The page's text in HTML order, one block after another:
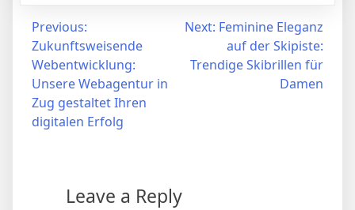
Post
navigation
Previous:
Zukunftsweisende
Webentwicklung:
Unsere Webagentur in
Zug gestaltet Ihren
digitalen Erfolg
Next: Feminine Eleganz
auf der Skipiste:
Trendige Skibrillen für
Damen
Leave a Reply